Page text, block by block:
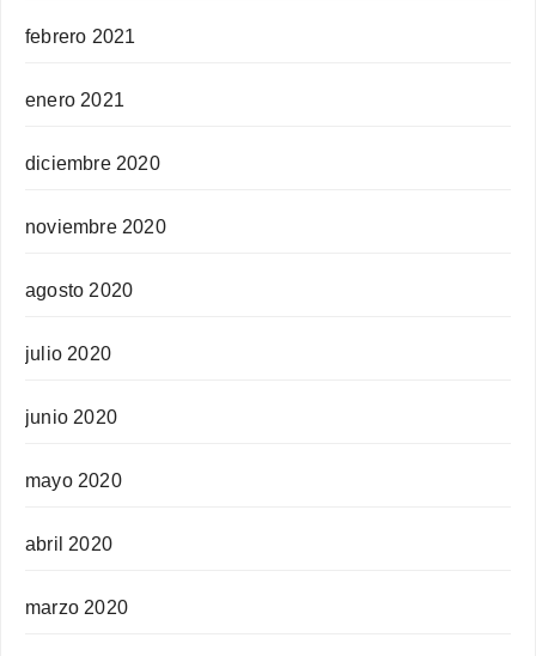
febrero 2021
enero 2021
diciembre 2020
noviembre 2020
agosto 2020
julio 2020
junio 2020
mayo 2020
abril 2020
marzo 2020